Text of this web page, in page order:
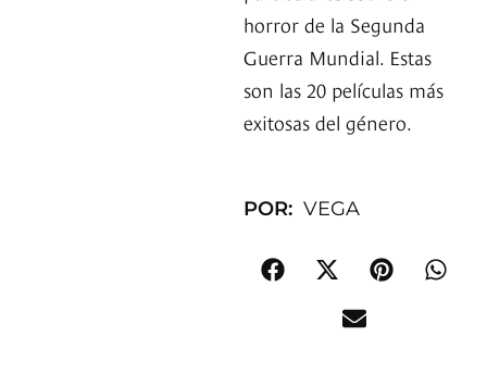
horror de la Segunda
Guerra Mundial. Estas
son las 20 películas más
exitosas del género.
POR: VEGA